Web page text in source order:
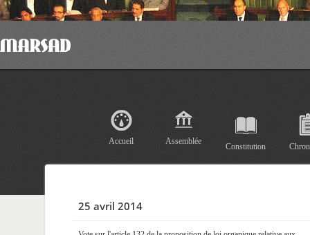
Accueil Assemblée
Constitution
25 avril 2014